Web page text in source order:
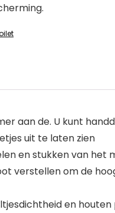
aan de. U kunt
uit te laten zien
en stukken van
verstellen om de
en